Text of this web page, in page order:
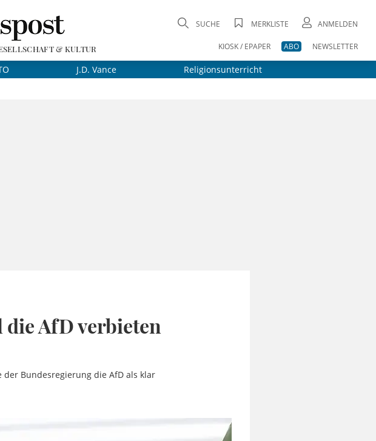
& KULTUR
SUCHE MERKLISTE ANMELDEN
KIOSK / EPAPER ABO NEWSLETTER
J.D. Vance Religionsunterricht
AfD verbieten
Bundesregierung die AfD als klar